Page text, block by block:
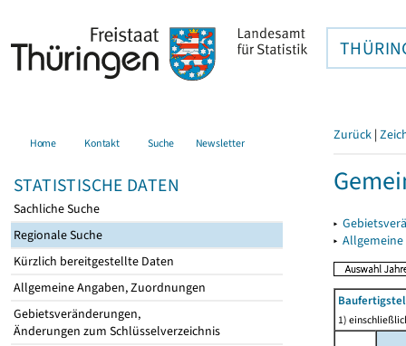
Home Kontakt Suche Newsletter
STATISTISCHE DATEN
Sachliche Suche
Regionale Suche
Kürzlich bereitgestellte Daten
Allgemeine Angaben, Zuordnungen
Gebietsveränderungen,
Änderungen zum Schlüsselverzeichnis
Zurück |
▸
▸
1)